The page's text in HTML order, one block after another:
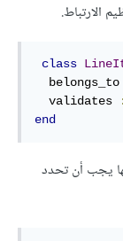
الارتباط.
class
  belongs_to
  validates
:
end
يجب أن تحدد